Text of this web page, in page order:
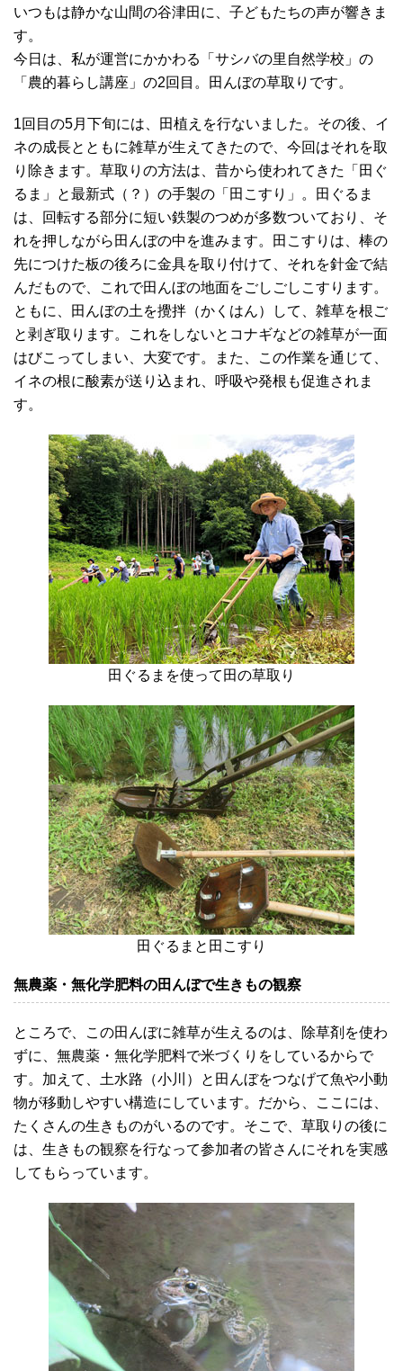
いつもは静かな山間の谷津田に、子どもたちの声が響きま
す。
今日は、私が運営にかかわる「サシバの里自然学校」の
「農的暮らし講座」の2回目。田んぼの草取りです。
1回目の5月下旬には、田植えを行ないました。その後、イ
ネの成長とともに雑草が生えてきたので、今回はそれを取
り除きます。草取りの方法は、昔から使われてきた「田ぐ
るま」と最新式（？）の手製の「田こすり」。田ぐるま
は、回転する部分に短い鉄製のつめが多数ついており、そ
れを押しながら田んぼの中を進みます。田こすりは、棒の
先につけた板の後ろに金具を取り付けて、それを針金で結
んだもので、これで田んぼの地面をごしごしこすります。
ともに、田んぼの土を攪拌（かくはん）して、雑草を根ご
と剥ぎ取ります。これをしないとコナギなどの雑草が一面
はびこってしまい、大変です。また、この作業を通じて、
イネの根に酸素が送り込まれ、呼吸や発根も促進されま
す。
田ぐるまを使って田の草取り
田ぐるまと田こすり
無農薬・無化学肥料の田んぼで生きもの観察
ところで、この田んぼに雑草が生えるのは、除草剤を使わ
ずに、無農薬・無化学肥料で米づくりをしているからで
す。加えて、土水路（小川）と田んぼをつなげて魚や小動
物が移動しやすい構造にしています。だから、ここには、
たくさんの生きものがいるのです。そこで、草取りの後に
は、生きもの観察を行なって参加者の皆さんにそれを実感
してもらっています。